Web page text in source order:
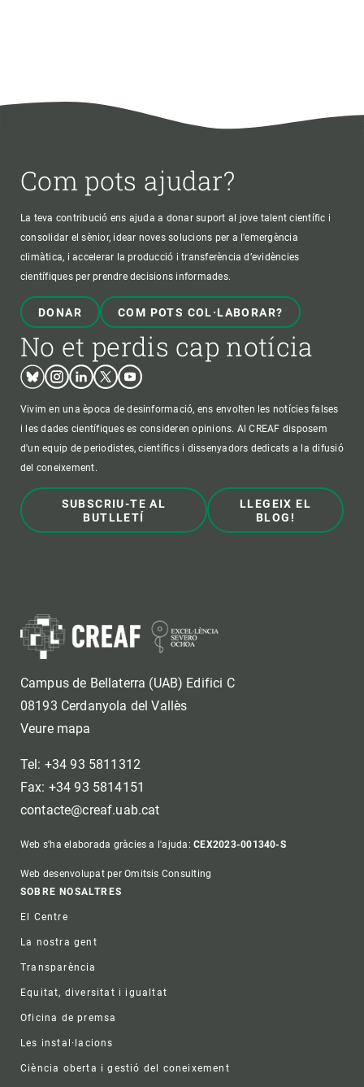
Com pots ajudar?
La teva contribució ens ajuda a donar suport al jove talent científic i
consolidar el sènior, idear noves solucions per a l'emergència
climàtica, i accelerar la producció i transferència d’evidències
científiques per prendre decisions informades.
DONAR COM POTS COL·LABORAR?
No et perdis cap notícia
BlueskyInstagram
LinkedinTwitterYoutube
Vivim en una època de desinformació, ens envolten les notícies falses
i les dades científiques es consideren opinions. Al CREAF disposem
d'un equip de periodistes, científics i dissenyadors dedicats a la difusió
del coneixement.
SUBSCRIU-TE AL
BUTLLETÍ
LLEGEIX EL
BLOG!
Campus de Bellaterra (UAB) Edifici C
08193 Cerdanyola del Vallès
Veure mapa
Tel: +34 93 5811312
Fax: +34 93 5814151
contacte@creaf.uab.cat
Web s'ha elaborada gràcies a l'ajuda:CEX2023-001340-S
Web desenvolupat per Omitsis Consulting
Footer
SOBRE NOSALTRES
El Centre
La nostra gent
Transparència
Equitat, diversitat i igualtat
Oficina de premsa
Les instal·lacions
Ciència oberta i gestió del coneixement